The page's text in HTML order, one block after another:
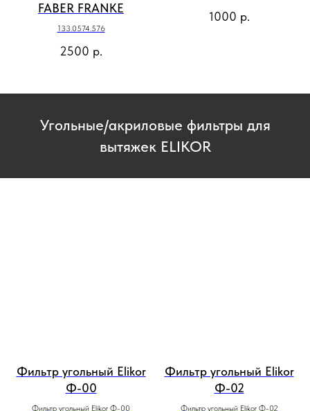
FABER FRANKE
133.0574.576
2500 р.
1000 р.
Угольные/акриловые фильтры для
вытяжек ELIKOR
Фильтр угольный Elikor
Ф-00
Фильтр угольный Elikor Ф-00
Фильтр угольный Elikor
Ф-02
Фильтр угольный Elikor Ф-02